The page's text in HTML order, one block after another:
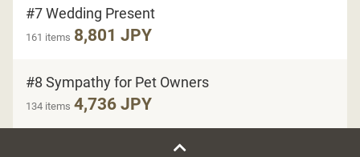
#7 Wedding Present
161 items 8,801 JPY
#8 Sympathy for Pet Owners
134 items 4,736 JPY